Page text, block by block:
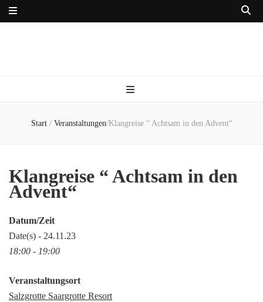
Start / Veranstaltungen/Klangreise “ Achtsam in den Advent“
Klangreise “ Achtsam in den
Advent“
Datum/Zeit
Date(s) - 24.11.23
18:00 - 19:00
Veranstaltungsort
Salzgrotte Saargrotte Resort